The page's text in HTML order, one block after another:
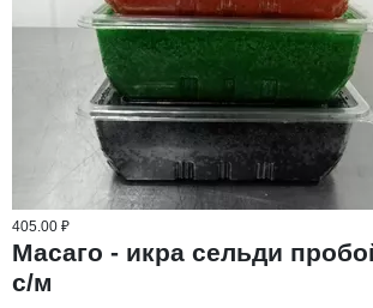
405.00 ₽
Масаго - икра сельди
с/м